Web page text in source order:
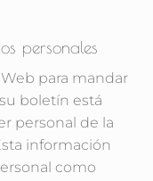
personales
para mandar
boletín está
personal de la
información
como